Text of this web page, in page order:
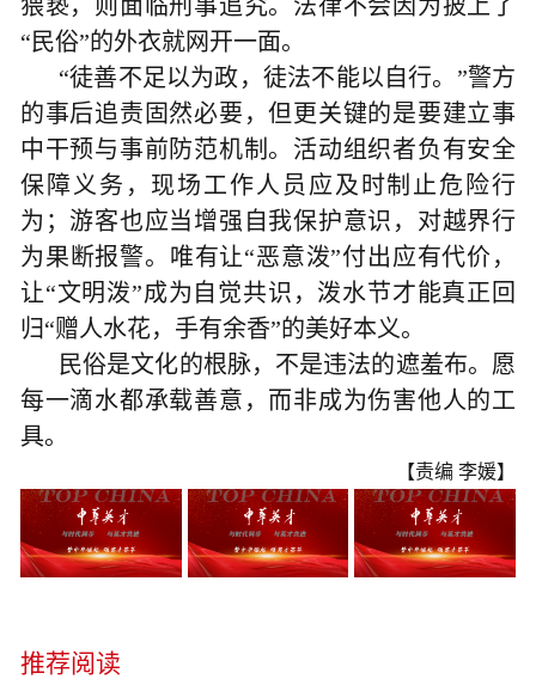
猥亵，则面临刑事追究。法律不会因为披上了
“民俗”的外衣就网开一面。
“徒善不足以为政，徒法不能以自行。”警方
的事后追责固然必要，但更关键的是要建立事
中干预与事前防范机制。活动组织者负有安全
保障义务，现场工作人员应及时制止危险行
为；游客也应当增强自我保护意识，对越界行
为果断报警。唯有让“恶意泼”付出应有代价，
让“文明泼”成为自觉共识，泼水节才能真正回
归“赠人水花，手有余香”的美好本义。
民俗是文化的根脉，不是违法的遮羞布。愿
每一滴水都承载善意，而非成为伤害他人的工
具。
【责编 李媛】
推荐阅读